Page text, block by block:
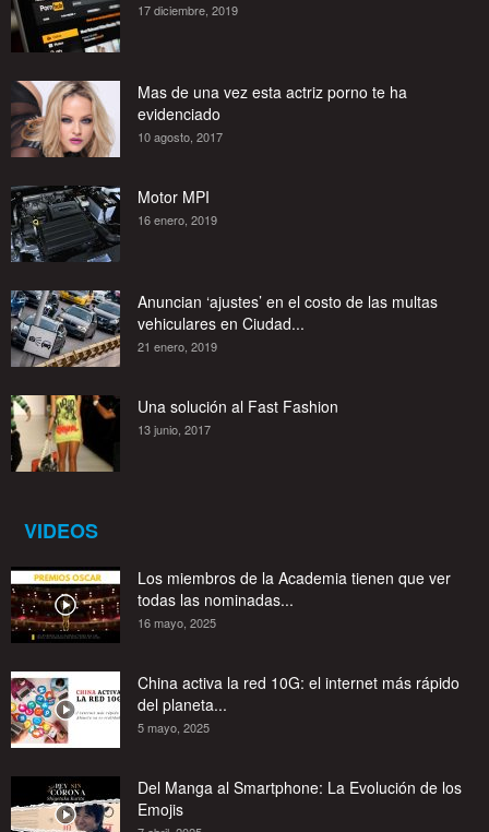
17 diciembre, 2019
Mas de una vez esta actriz porno te ha
evidenciado
10 agosto, 2017
Motor MPI
16 enero, 2019
Anuncian ‘ajustes’ en el costo de las multas
vehiculares en Ciudad...
21 enero, 2019
Una solución al Fast Fashion
13 junio, 2017
VIDEOS
Los miembros de la Academia tienen que ver
todas las nominadas...
16 mayo, 2025
China activa la red 10G: el internet más rápido
del planeta...
5 mayo, 2025
Del Manga al Smartphone: La Evolución de los
Emojis